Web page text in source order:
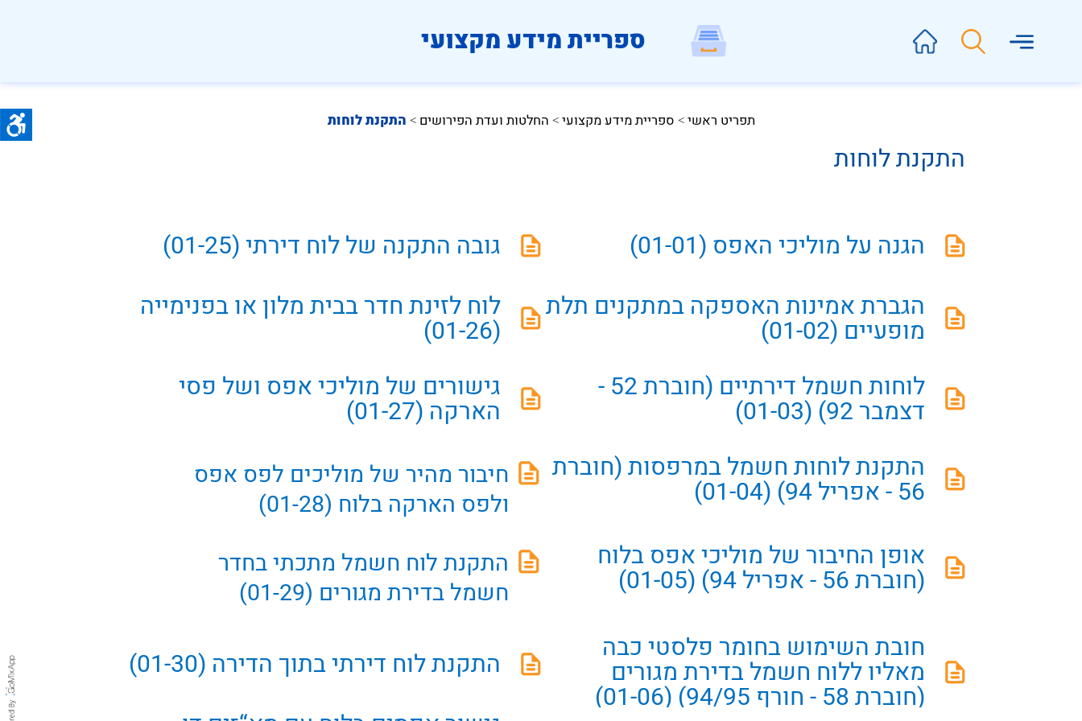
ספריית מידע מקצועי
תפריט ראשי > ספריית מידע מקצועי > החלטות ועדת הפירושים > התקנת לוחות
התקנת לוחות
הגנה על מוליכי האפס (01-01)
הגברת אמינות האספקה במתקנים תלת
מופעיים (01-02)
לוחות חשמל דירתיים (חוברת 52 -
דצמבר 92) (01-03)
התקנת לוחות חשמל במרפסות (חוברת
56 - אפריל 94) (01-04)
אופן החיבור של מוליכי אפס בלוח
(חוברת 56 - אפריל 94) (01-05)
חובת השימוש בחומר פלסטי כבה
מאליו ללוח חשמל בדירת מגורים
(חוברת 58 - חורף 94/95) (01-06)
חשמל בדירת מגורים (01-29)
ולפס הארקה בלוח (01-28)
גובה התקנה של לוח דירתי (01-25)
לוח לזינת חדר בבית מלון או בפנימייה
(01-26)
גישורים של מוליכי אפס ושל פסי
הארקה (01-27)
התקנת לוח דירתי בתוך הדירה (01-30)